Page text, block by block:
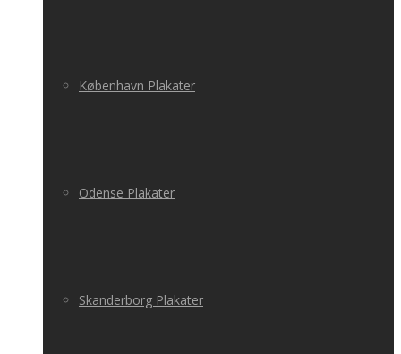
København Plakater
Odense Plakater
Skanderborg Plakater